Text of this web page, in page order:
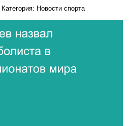
Категория: Новости спорта